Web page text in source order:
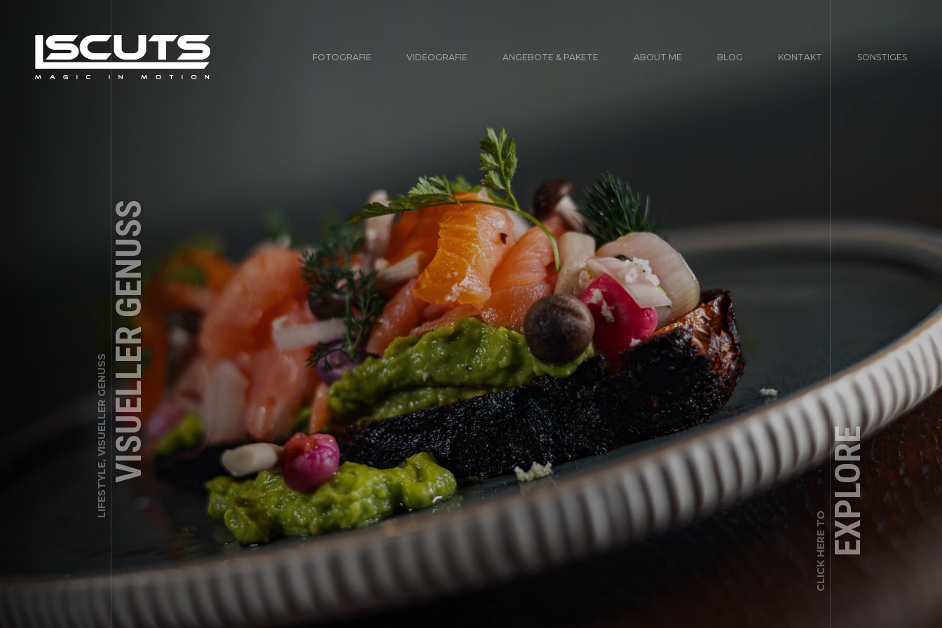
FOTOGRAFIE VIDEOGRAFIE ANGEBOTE & PAKETE ABOUT ME BLOG KONTAKT SONSTIGES
LIFESTYLE, VISUELLER GENUSSVISUELLER GENUSS
CLICK HERE TOEXPLORE